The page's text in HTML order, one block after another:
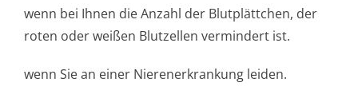
wenn bei Ihnen die Anzahl der Blutplättchen, der
roten oder weißen Blutzellen vermindert ist.
wenn Sie an einer Nierenerkrankung leiden.